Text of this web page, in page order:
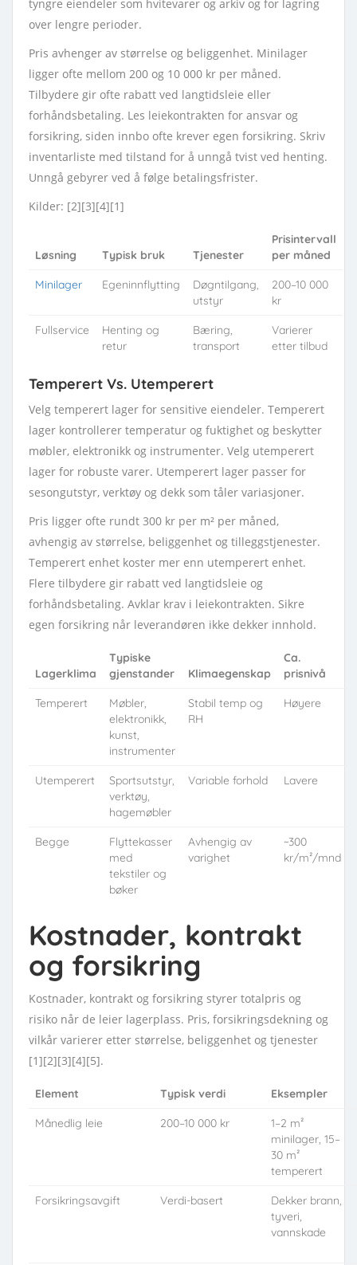
tyngre eiendeler som hvitevarer og arkiv og for lagring
over lengre perioder.
Pris avhenger av størrelse og beliggenhet. Minilager
ligger ofte mellom 200 og 10 000 kr per måned.
Tilbydere gir ofte rabatt ved langtidsleie eller
forhåndsbetaling. Les leiekontrakten for ansvar og
forsikring, siden innbo ofte krever egen forsikring. Skriv
inventarliste med tilstand for å unngå tvist ved henting.
Unngå gebyrer ved å følge betalingsfrister.
Kilder: [2][3][4][1]
Løsning Typisk bruk Tjenester
Prisintervall
per måned
Minilager Egeninnflytting
Døgntilgang,
utstyr
200–10 000
kr
Fullservice
Henting og
retur
Bæring,
transport
Varierer
etter tilbud
Temperert Vs. Utemperert
Velg temperert lager for sensitive eiendeler. Temperert
lager kontrollerer temperatur og fuktighet og beskytter
møbler, elektronikk og instrumenter. Velg utemperert
lager for robuste varer. Utemperert lager passer for
sesongutstyr, verktøy og dekk som tåler variasjoner.
Pris ligger ofte rundt 300 kr per m² per måned,
avhengig av størrelse, beliggenhet og tilleggstjenester.
Temperert enhet koster mer enn utemperert enhet.
Flere tilbydere gir rabatt ved langtidsleie og
forhåndsbetaling. Avklar krav i leiekontrakten. Sikre
egen forsikring når leverandøren ikke dekker innhold.
Lagerklima
Typiske
gjenstander
Klimaegenskap
Ca.
prisnivå
Temperert
Møbler,
elektronikk,
kunst,
instrumenter
Stabil temp og
RH
Høyere
Utemperert
Sportsutstyr,
verktøy,
hagemøbler
Variable forhold Lavere
Begge
Flyttekasser
med
tekstiler og
bøker
Avhengig av
varighet
~300
kr/m²/mnd
Kostnader, kontrakt
og forsikring
Kostnader, kontrakt og forsikring styrer totalpris og
risiko når de leier lagerplass. Pris, forsikringsdekning og
vilkår varierer etter størrelse, beliggenhet og tjenester
[1][2][3][4][5].
Element Typisk verdi Eksempler
Månedlig leie 200–10 000 kr
1–2 m²
minilager, 15–
30 m²
temperert
Forsikringsavgift Verdi-basert
Dekker brann,
tyveri,
vannskade